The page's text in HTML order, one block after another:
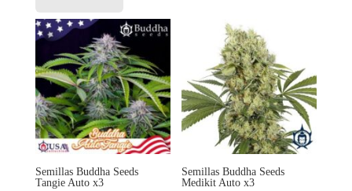
Semillas Buddha Seeds
Tangie Auto x3
Semillas Buddha Seeds
Medikit Auto x3